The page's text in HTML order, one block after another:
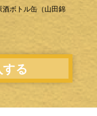
酒ボトル缶（山田錦
る